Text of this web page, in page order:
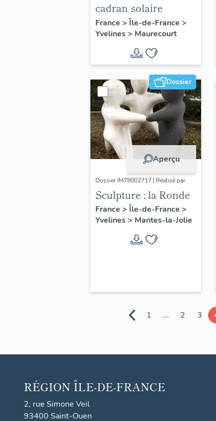
cadran solaire
France > Île-de-France >
Yvelines> Maurecourt
Dossier
Aperçu
Dossier IM78002717 | Réalisé par
Sculpture : la Ronde
France > Île-de-France >
Yvelines> Mantes-la-Jolie
1 ... 2 3
RÉGION ÎLE-DE-FRANCE
2, rue Simone Veil
93400 Saint-Ouen